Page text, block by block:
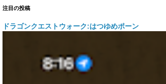
注目の投稿
ドラゴンクエストウォーク:はつゆめポーン